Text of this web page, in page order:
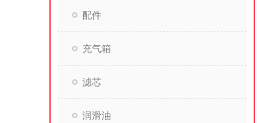
配件
充气箱
滤芯
润滑油